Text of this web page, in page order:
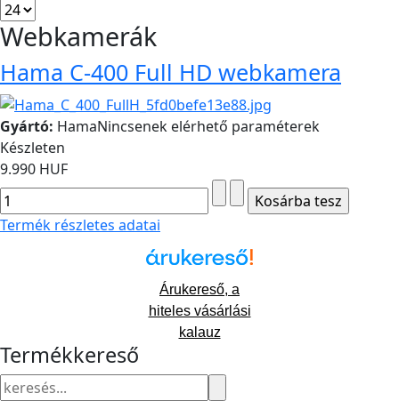
Webkamerák
Hama C-400 Full HD webkamera
Gyártó: HamaNincsenek elérhető paraméterek
Készleten
9.990 HUF
Termék részletes adatai
Árukereső, a
hiteles vásárlási
kalauz
Termékkereső